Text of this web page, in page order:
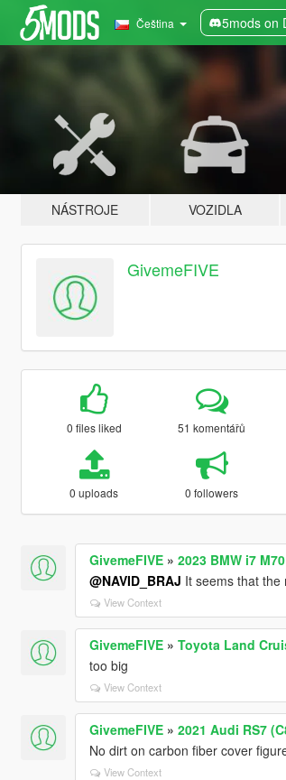
Čeština 5mods on
NÁSTROJE VOZIDLA
GivemeFIVE
0 files liked 51 komentářů
0 uploads 0 followers
GivemeFIVE» 2023 BMW i7
@NAVID_BRAJ It seems that the
View Context
GivemeFIVE» Toyota Land
too big
View Context
GivemeFIVE» 2021 Audi RS7
No dirt on carbon fiber cover
View Context